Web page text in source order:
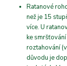
Ratanové
než je 15
více. U
ke
roztahování
důvodu je